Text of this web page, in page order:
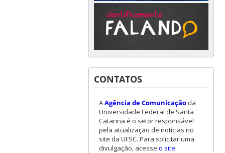
CONTATOS
AAgência de Comunicaçãoda
Universidade Federal de Santa
Catarina é o setor responsável
pela atualização de notícias no
site da UFSC. Para solicitar uma
divulgação, acesse o site.